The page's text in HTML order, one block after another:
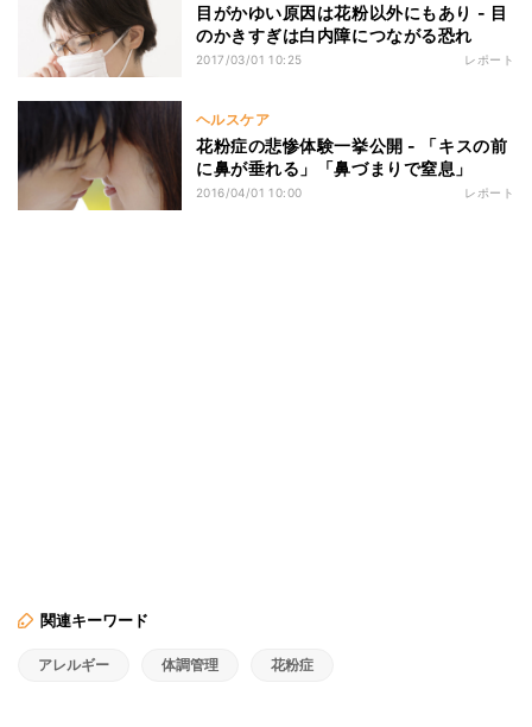
目がかゆい原因は花粉以外にもあり - 目
のかきすぎは白内障につながる恐れ
2017/03/01 10:25 レポート
ヘルスケア
花粉症の悲惨体験一挙公開 - 「キスの前
に鼻が垂れる」「鼻づまりで窒息」
2016/04/01 10:00 レポート
関連キーワード
アレルギー 体調管理 花粉症